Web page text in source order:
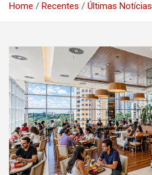
Home Recentes Últimas Notícias